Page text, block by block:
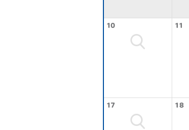
10 11
17 18